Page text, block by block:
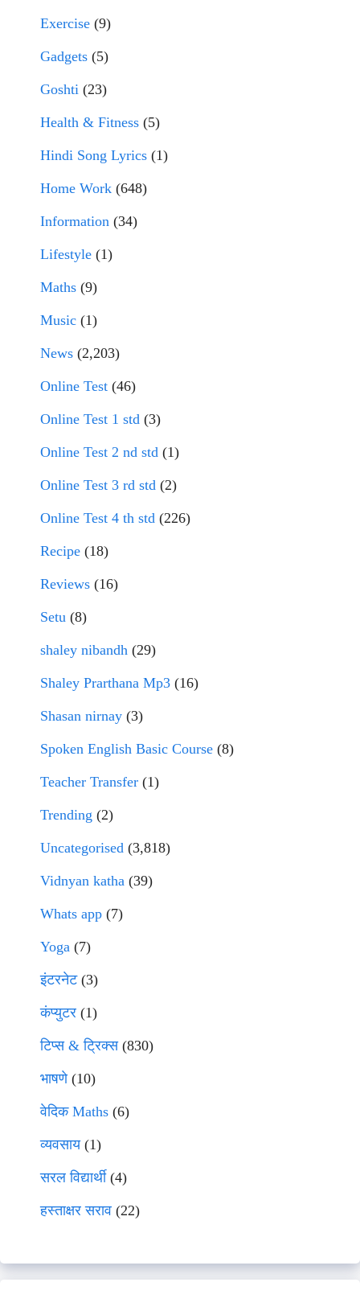
Exercise (9)
Gadgets (5)
Goshti (23)
Health & Fitness (5)
Hindi Song Lyrics (1)
Home Work (648)
Information (34)
Lifestyle (1)
Maths (9)
Music (1)
News (2,203)
Online Test (46)
Online Test 1 std (3)
Online Test 2 nd std (1)
Online Test 3 rd std (2)
Online Test 4 th std (226)
Recipe (18)
Reviews (16)
Setu (8)
shaley nibandh (29)
Shaley Prarthana Mp3 (16)
Shasan nirnay (3)
Spoken English Basic Course (8)
Teacher Transfer (1)
Trending (2)
Uncategorised (3,818)
Vidnyan katha (39)
Whats app (7)
Yoga (7)
इंटरनेट(3)
कंप्युटर (1)
टिप्स & ट्रिक्स(830)
भाषणे(10)
वेदिक Maths (6)
व्यवसाय(1)
सरल विद्यार्थी(4)
हस्ताक्षर सराव (22)